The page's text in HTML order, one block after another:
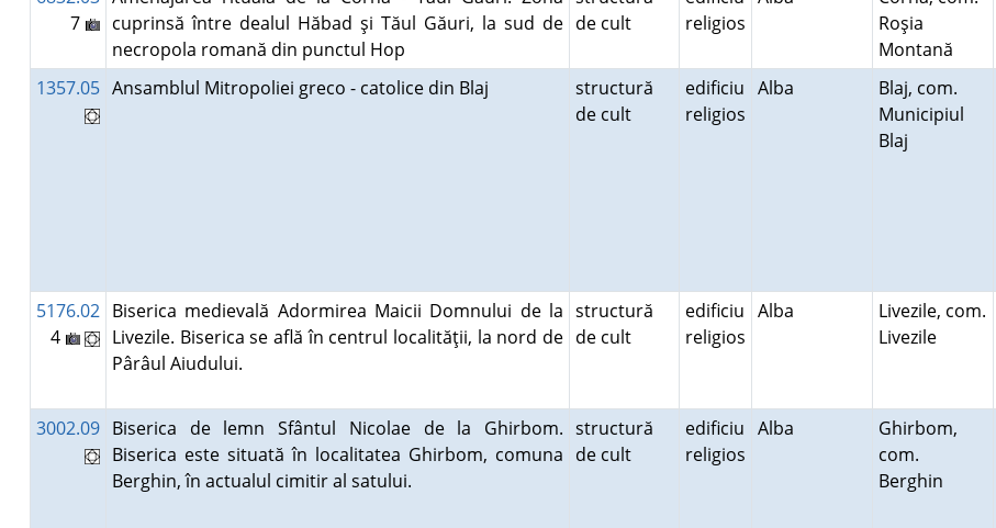
7
cuprinsă între dealul Hăbad şi Tăul Găuri, la sud de
necropola romană din punctul Hop
de cult
religios
Roşia
Montană
1357.05 Ansamblul Mitropoliei greco - catolice din Blaj
structură
de cult
edificiu
religios
Alba
Blaj, com.
Municipiul
Blaj
5176.02
4
Biserica medievală Adormirea Maicii Domnului de la
Livezile. Biserica se află în centrul localităţii, la nord de
Pârâul Aiudului.
structură
de cult
edificiu
religios
Alba
Livezile, com.
Livezile
3002.09 Biserica de lemn Sfântul Nicolae de la Ghirbom.
Biserica este situată în localitatea Ghirbom, comuna
Berghin, în actualul cimitir al satului.
structură
de cult
edificiu
religios
Alba
Ghirbom,
com.
Berghin